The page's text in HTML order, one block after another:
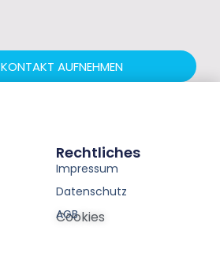
JETZT KONTAKT AUFNEHMEN
Rechtliches
Impressum
Datenschutz
AGB
Cookies